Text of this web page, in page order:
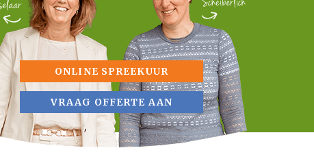
ONLINE SPREEKUUR
VRAAG OFFERTE AAN